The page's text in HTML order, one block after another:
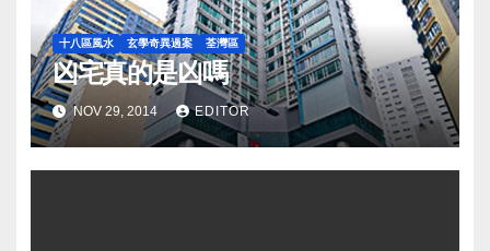
十八區風水 玄學奇異過案 荃灣區
凶宅真的是凶嗎
NOV 29, 2014 EDITOR